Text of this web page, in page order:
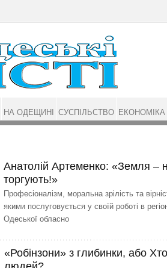
Анатолій Артеменко: «Земля –
торгують!»
Професіоналізм, моральна зрілість та
якими послуговується у своїй роботі в
Одеської обласно
«Робінзони» з глибинки, або
НА ОДЕЩИНІ СУСПІЛЬСТВО ЕКОНОМІКА